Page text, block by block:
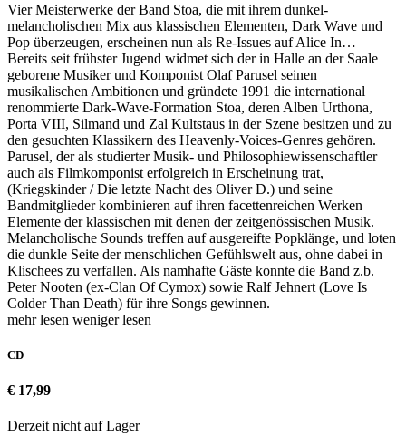
Vier Meisterwerke der Band Stoa, die mit ihrem dunkel-
melancholischen Mix aus klassischen Elementen, Dark Wave und
Pop überzeugen, erscheinen nun als Re-Issues auf Alice In…
Bereits seit frühster Jugend widmet sich der in Halle an der Saale
geborene Musiker und Komponist Olaf Parusel seinen
musikalischen Ambitionen und gründete 1991 die international
renommierte Dark-Wave-Formation Stoa, deren Alben Urthona,
Porta VIII, Silmand und Zal Kultstaus in der Szene besitzen und zu
den gesuchten Klassikern des Heavenly-Voices-Genres gehören.
Parusel, der als studierter Musik- und Philosophiewissenschaftler
auch als Filmkomponist erfolgreich in Erscheinung trat,
(Kriegskinder / Die letzte Nacht des Oliver D.) und seine
Bandmitglieder kombinieren auf ihren facettenreichen Werken
Elemente der klassischen mit denen der zeitgenössischen Musik.
Melancholische Sounds treffen auf ausgereifte Popklänge, und loten
die dunkle Seite der menschlichen Gefühlswelt aus, ohne dabei in
Klischees zu verfallen. Als namhafte Gäste konnte die Band z.b.
Peter Nooten (ex-Clan Of Cymox) sowie Ralf Jehnert (Love Is
Colder Than Death) für ihre Songs gewinnen.
mehr lesen weniger lesen
CD
€ 17,99
Derzeit nicht auf Lager